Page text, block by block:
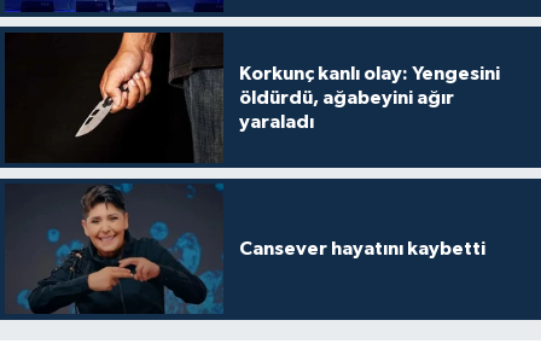
Korkunç kanlı olay: Yengesini
öldürdü, ağabeyini ağır
yaraladı
Cansever hayatını kaybetti